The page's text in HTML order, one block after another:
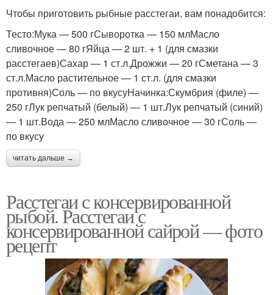
Чтобы приготовить рыбные расстегаи, вам понадобится:
Тесто:Мука — 500 гСыворотка — 150 млМасло
сливочное — 80 гЯйца — 2 шт. + 1 (для смазки
расстегаев)Сахар — 1 ст.л.Дрожжи — 20 гСметана — 3
ст.л.Масло растительное — 1 ст.л. (для смазки
противня)Соль — по вкусуНачинка:Скумбрия (филе) —
250 гЛук репчатый (белый) — 1 шт.Лук репчатый (синий)
— 1 шт.Вода — 250 млМасло сливочное — 30 гСоль —
по вкусу
читать дальше →
Расстегаи с консервированной
рыбой. Расстегаи с
консервированной сайрой — фото
рецепт